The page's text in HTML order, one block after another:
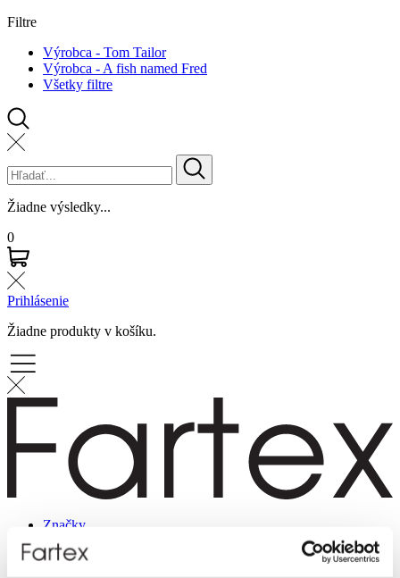
Filtre
Výrobca - Tom Tailor
Výrobca - A fish named Fred
Všetky filtre
Žiadne výsledky...
0
Prihlásenie
Žiadne produkty v košíku.
Značky
Novinky
Dámska móda